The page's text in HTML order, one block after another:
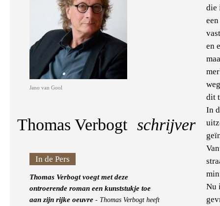
Jano van Gool
Thomas Verbogt schrijver
In de Pers
Thomas Verbogt voegt met deze
ontroerende roman een kunststukje toe
aan zijn rijke oeuvre - Thomas Verbogt heeft
die
en
dit
In
Nu